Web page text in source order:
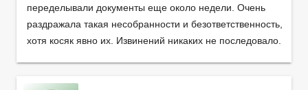
переделывали документы еще около недели. Очень
раздражала такая несобранности и безответственность,
хотя косяк явно их. Извинений никаких не последовало.